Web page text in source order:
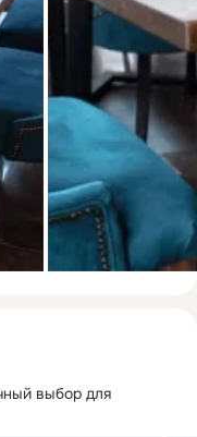
выбор для